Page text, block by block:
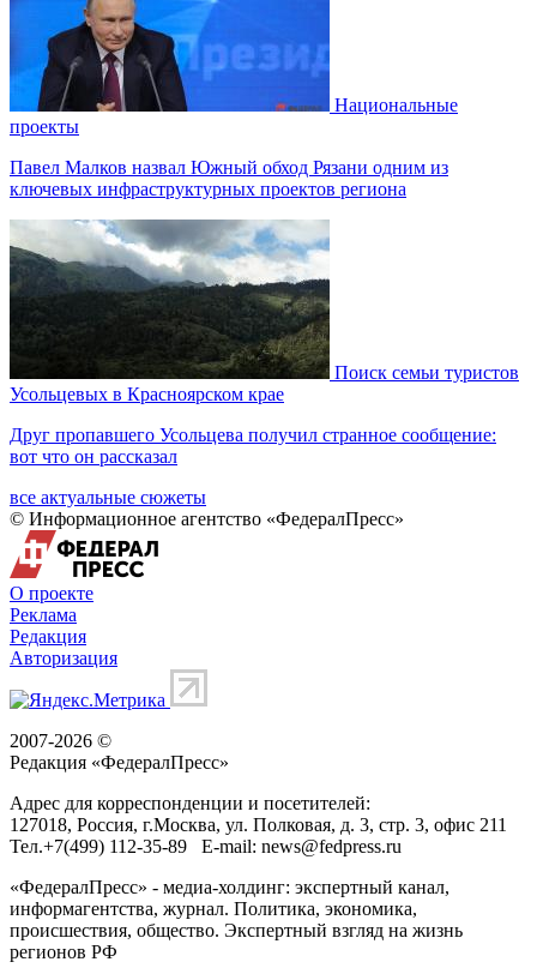
Национальные
проекты
Павел Малков назвал Южный обход Рязани одним из
ключевых инфраструктурных проектов региона
Поиск семьи туристов
Усольцевых в Красноярском крае
Друг пропавшего Усольцева получил странное сообщение:
вот что он рассказал
все актуальные сюжеты
© Информационное агентство «ФедералПресс»
О проекте
Реклама
Редакция
Авторизация
2007-2026 ©
Редакция «ФедералПресс»
Адрес для корреспонденции и посетителей:
127018, Россия, г.Москва, ул. Полковая, д. 3, стр. 3, офис 211
Тел.+7(499) 112-35-89 E-mail: news@fedpress.ru
«ФедералПресс» - медиа-холдинг: экспертный канал,
информагентства, журнал. Политика, экономика,
происшествия, общество. Экспертный взгляд на жизнь
регионов РФ